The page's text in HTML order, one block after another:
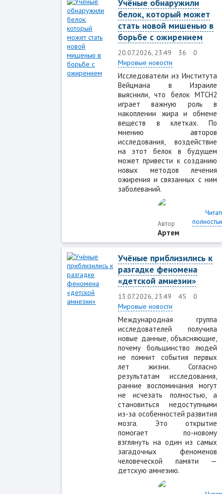
Учёные обнаружили
белок, который может
стать новой мишенью в
борьбе с ожирением
20.07.2026, 23:49 36
0
Мировые новости
Исследователи из Института
Вейцмана в Израиле
выяснили, что белок MTCH2
играет важную роль в
накоплении жира и обмене
веществ в клетках. По
мнению авторов
исследования, воздействие
на этот белок в будущем
может привести к созданию
новых методов лечения
ожирения и связанных с ним
заболеваний.
Автор
Артем
Учёные приблизились к
разгадке феномена
«детской амнезии»
13.07.2026, 23:49 45
0
Мировые новости
Международная группа
исследователей получила
новые данные, объясняющие,
почему большинство людей
не помнит события первых
лет жизни. Согласно
результатам исследования,
ранние воспоминания могут
не исчезать полностью, а
становиться недоступными
из-за особенностей развития
мозга. Это открытие
помогает по-новому
взглянуть на один из самых
загадочных феноменов
человеческой памяти —
детскую амнезию.